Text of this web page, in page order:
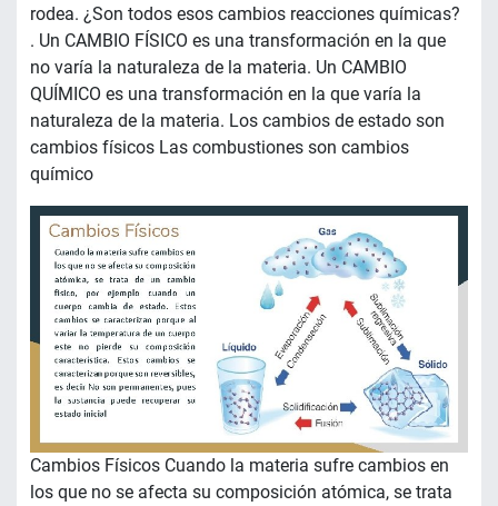
rodea. ¿Son todos esos cambios reacciones químicas?
. Un CAMBIO FÍSICO es una transformación en la que
no varía la naturaleza de la materia. Un CAMBIO
QUÍMICO es una transformación en la que varía la
naturaleza de la materia. Los cambios de estado son
cambios físicos Las combustiones son cambios
químico
Cambios Físicos Cuando la materia sufre cambios en
los que no se afecta su composición atómica, se trata